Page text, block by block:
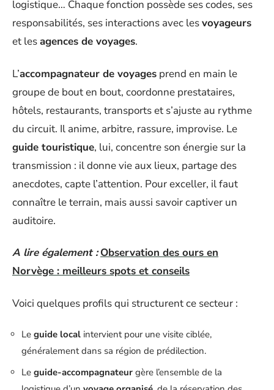
logistique… Chaque fonction possède ses codes, ses
responsabilités, ses interactions avec lesvoyageurs
et lesagences de voyages.
L’accompagnateur de voyages prend en main le
groupe de bout en bout, coordonne prestataires,
hôtels, restaurants, transports et s’ajuste au rythme
du circuit. Il anime, arbitre, rassure, improvise. Le
guide touristique, lui, concentre son énergie sur la
transmission : il donne vie aux lieux, partage des
anecdotes, capte l’attention. Pour exceller, il faut
connaître le terrain, mais aussi savoir captiver un
auditoire.
A lire également : Observation des ours en
Norvège : meilleurs spots et conseils
Voici quelques profils qui structurent ce secteur :
Le guide local intervient pour une visite ciblée,
généralement dans sa région de prédilection.
Le guide-accompagnateur gère l’ensemble de la